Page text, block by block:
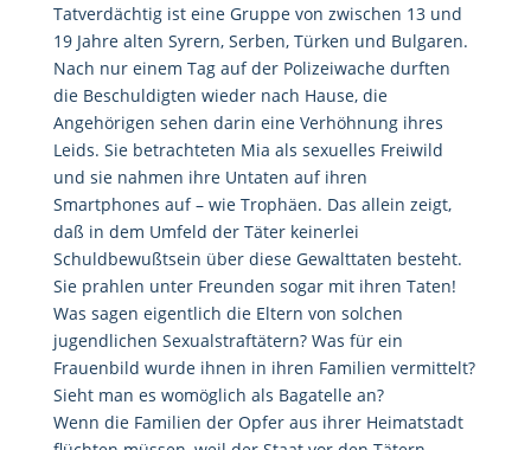
Tatverdächtig ist eine Gruppe von zwischen 13 und
19 Jahre alten Syrern, Serben, Türken und Bulgaren.
Nach nur einem Tag auf der Polizeiwache durften
die Beschuldigten wieder nach Hause, die
Angehörigen sehen darin eine Verhöhnung ihres
Leids. Sie betrachteten Mia als sexuelles Freiwild
und sie nahmen ihre Untaten auf ihren
Smartphones auf – wie Trophäen. Das allein zeigt,
daß in dem Umfeld der Täter keinerlei
Schuldbewußtsein über diese Gewalttaten besteht.
Sie prahlen unter Freunden sogar mit ihren Taten!
Was sagen eigentlich die Eltern von solchen
jugendlichen Sexualstraftätern? Was für ein
Frauenbild wurde ihnen in ihren Familien vermittelt?
Sieht man es womöglich als Bagatelle an?
Wenn die Familien der Opfer aus ihrer Heimatstadt